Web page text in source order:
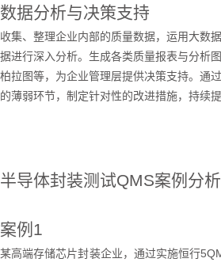
数据分析与决策支持
收集、整理企业内部的质量数据，运用大数
据进行深入分析。生成各类质量报表与分析
柏拉图等，为企业管理层提供决策支持。通
的薄弱环节，制定针对性的改进措施，持续
半导体封装测试QMS案例分析
案例 1
某高端存储芯片封装企业，通过实施恒行5